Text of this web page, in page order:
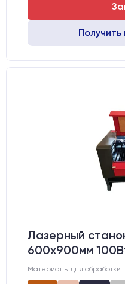
Получить
Лазерный
600х900мм
Материалы для обработки: